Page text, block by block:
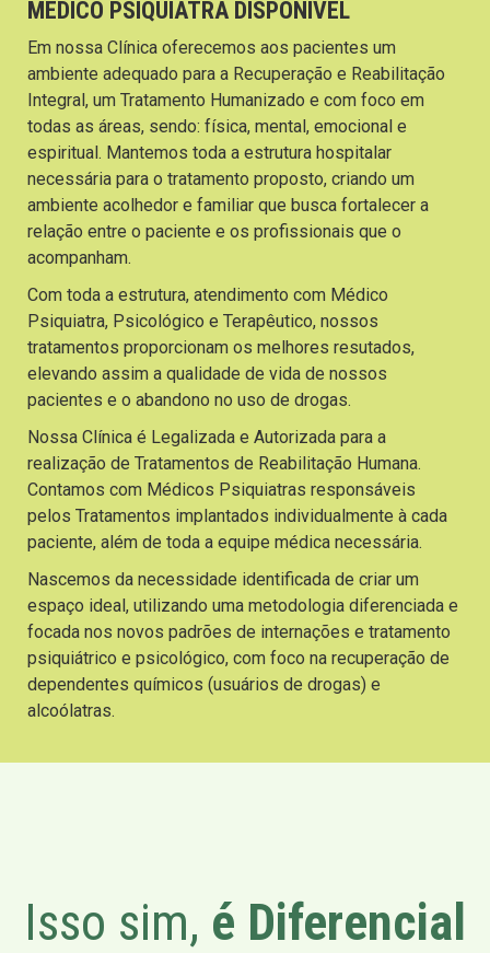
MÉDICO PSIQUIATRA DISPONÍVEL
Em nossa Clínica oferecemos aos pacientes um
ambiente adequado para a Recuperação e Reabilitação
Integral, um Tratamento Humanizado e com foco em
todas as áreas, sendo: física, mental, emocional e
espiritual. Mantemos toda a estrutura hospitalar
necessária para o tratamento proposto, criando um
ambiente acolhedor e familiar que busca fortalecer a
relação entre o paciente e os profissionais que o
acompanham.
Com toda a estrutura, atendimento com Médico
Psiquiatra, Psicológico e Terapêutico, nossos
tratamentos proporcionam os melhores resutados,
elevando assim a qualidade de vida de nossos
pacientes e o abandono no uso de drogas.
Nossa Clínica é Legalizada e Autorizada para a
realização de Tratamentos de Reabilitação Humana.
Contamos com Médicos Psiquiatras responsáveis
pelos Tratamentos implantados individualmente à cada
paciente, além de toda a equipe médica necessária.
Nascemos da necessidade identificada de criar um
espaço ideal, utilizando uma metodologia diferenciada e
focada nos novos padrões de internações e tratamento
psiquiátrico e psicológico, com foco na recuperação de
dependentes químicos (usuários de drogas) e
alcoólatras.
Isso sim, é Diferencial